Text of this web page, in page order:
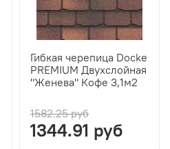
Гибкая черепица Docke
PREMIUM Двухслойная
"Женева" Кофе 3,1м2
1582.25 руб
1344.91 руб